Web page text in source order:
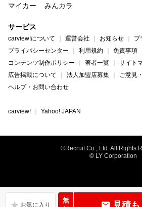
無
見積
マイカー
みんカラ
サービス
carview!について 運営会社 お知らせ
プ
プライバシーセンター
利用規約
免責事項
コンテンツ制作ポリシー
著者一覧
サイト
広告掲載について
法人加盟店募集
ご意見
ヘルプ・お問い合わせ
carview! Yahoo! JAPAN
©Recruit Co., Ltd. All Rights
© LY Corporation